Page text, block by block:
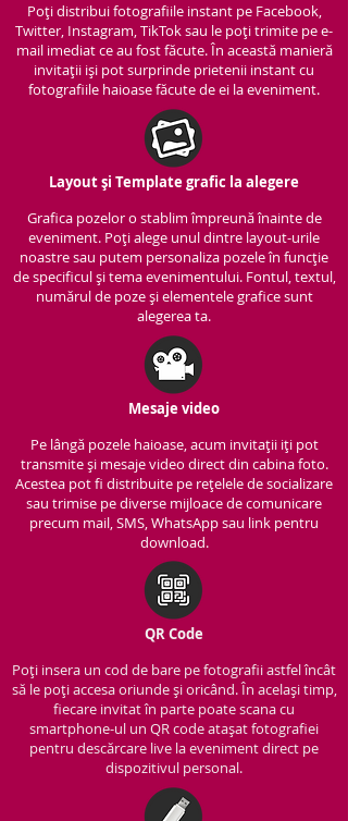
Poți distribui fotografiile instant pe Facebook,
Twitter, Instagram, TikTok sau le poți trimite pe e-
mail imediat ce au fost făcute. În această manieră
invitații iși pot surprinde prietenii instant cu
fotografiile haioase făcute de ei la eveniment.
Layout și Template grafic la alegere
Grafica pozelor o stablim împreună înainte de
eveniment. Poți alege unul dintre layout-urile
noastre sau putem personaliza pozele în funcție
de specificul și tema evenimentului. Fontul, textul,
numărul de poze și elementele grafice sunt
alegerea ta.
Mesaje video
Pe lângă pozele haioase, acum invitații iți pot
transmite și mesaje video direct din cabina foto.
Acestea pot fi distribuite pe rețelele de socializare
sau trimise pe diverse mijloace de comunicare
precum mail, SMS, WhatsApp sau link pentru
download.
QR Code
Poți insera un cod de bare pe fotografii astfel încât
să le poți accesa oriunde și oricând. În același timp,
fiecare invitat în parte poate scana cu
smartphone-ul un QR code atașat fotografiei
pentru descărcare live la eveniment direct pe
dispozitivul personal.